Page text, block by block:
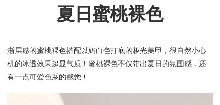
夏日蜜桃裸色
渐层感的蜜桃裸色搭配以奶白色打底的极光美甲，很自然小心
机的冰透效果超显气质！蜜桃裸色不仅带出夏日的氛围感，还
有一点可爱色系的感觉！